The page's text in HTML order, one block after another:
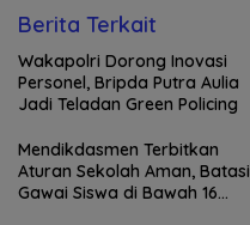
Berita Terkait
Wakapolri Dorong Inovasi
Personel, Bripda Putra Aulia
Jadi Teladan Green Policing
Mendikdasmen Terbitkan
Aturan Sekolah Aman, Batasi
Gawai Siswa di Bawah 16